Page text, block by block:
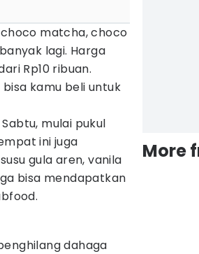
matcha, choco
lagi. Harga
Rp10 ribuan.
kamu beli untuk
mulai pukul
ini juga
gula aren, vanila
bisa mendapatkan
dahaga
More